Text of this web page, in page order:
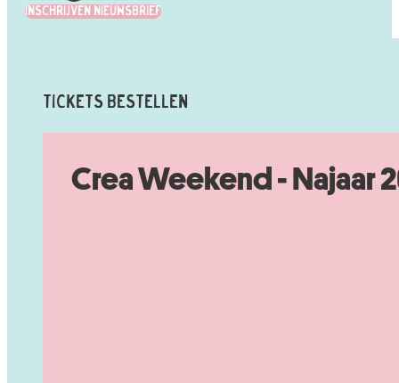
Inschrijven Nieuwsbrief
Tickets Bestellen